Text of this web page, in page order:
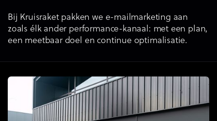
Bij Kruisraket pakken we e-mailmarketing aan
zoals élk ander performance-kanaal: met een plan,
een meetbaar doel en continue optimalisatie.